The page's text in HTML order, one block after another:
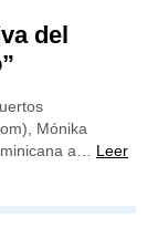
del
Mónika
a… Leer